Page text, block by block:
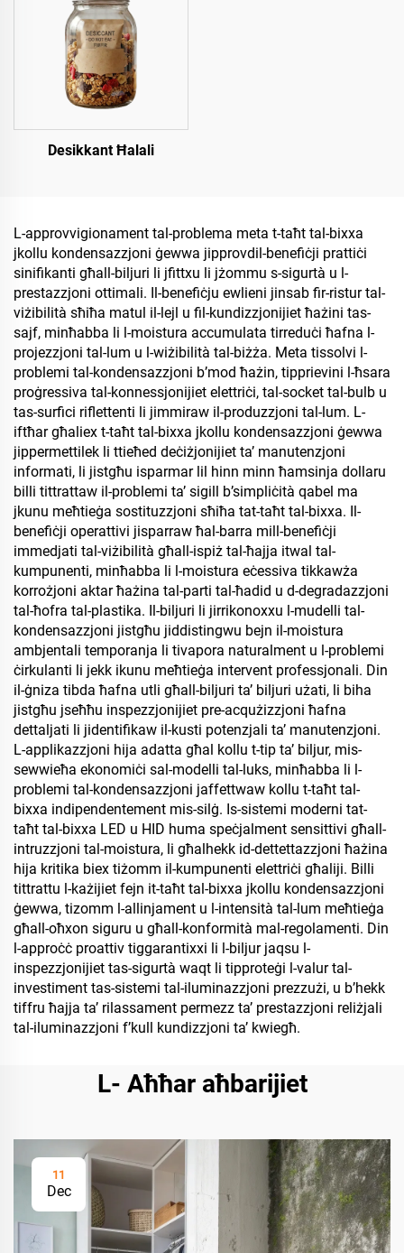
Desikkant Ħalali
L-approvvigionament tal-problema meta t-taħt tal-bixxa
jkollu kondensazzjoni ġewwa jipprovdil-benefiċji prattiċi
sinifikanti għall-biljuri li jfittxu li jżommu s-sigurtà u l-
prestazzjoni ottimali. Il-benefiċju ewlieni jinsab fir-ristur tal-
viżibilità sħiħa matul il-lejl u fil-kundizzjonijiet ħażini tas-
sajf, minħabba li l-moistura accumulata tirreduċi ħafna l-
projezzjoni tal-lum u l-wiżibilità tal-biżża. Meta tissolvi l-
problemi tal-kondensazzjoni b’mod ħażin, tipprievini l-ħsara
proġressiva tal-konnessjonijiet elettriċi, tal-socket tal-bulb u
tas-surfici riflettenti li jimmiraw il-produzzjoni tal-lum. L-
iftħar għaliex t-taħt tal-bixxa jkollu kondensazzjoni ġewwa
jippermettilek li ttieħed deċiżjonijiet ta’ manutenzjoni
informati, li jistgħu isparmar lil hinn minn ħamsinja dollaru
billi tittrattaw il-problemi ta’ sigill b’simpliċità qabel ma
jkunu meħtieġa sostituzzjoni sħiħa tat-taħt tal-bixxa. Il-
benefiċji operattivi jisparraw ħal-barra mill-benefiċji
immedjati tal-viżibilità għall-ispiż tal-ħajja itwal tal-
kumpunenti, minħabba li l-moistura eċessiva tikkawża
korrożjoni aktar ħażina tal-parti tal-ħadid u d-degradazzjoni
tal-ħofra tal-plastika. Il-biljuri li jirrikonoxxu l-mudelli tal-
kondensazzjoni jistgħu jiddistingwu bejn il-moistura
ambjentali temporanja li tivapora naturalment u l-problemi
ċirkulanti li jekk ikunu meħtieġa intervent professjonali. Din
il-ġniza tibda ħafna utli għall-biljuri ta’ biljuri użati, li biha
jistgħu jseħħu inspezzjonijiet pre-acqużizzjoni ħafna
dettaljati li jidentifikaw il-kusti potenzjali ta’ manutenzjoni.
L-applikazzjoni hija adatta għal kollu t-tip ta’ biljur, mis-
sewwieħa ekonomiċi sal-modelli tal-luks, minħabba li l-
problemi tal-kondensazzjoni jaffettwaw kollu t-taħt tal-
bixxa indipendentement mis-silġ. Is-sistemi moderni tat-
taħt tal-bixxa LED u HID huma speċjalment sensittivi għall-
intruzzjoni tal-moistura, li għalhekk id-dettettazzjoni ħażina
hija kritika biex tiżomm il-kumpunenti elettriċi għaliji. Billi
tittrattu l-każijiet fejn it-taħt tal-bixxa jkollu kondensazzjoni
ġewwa, tizomm l-allinjament u l-intensità tal-lum meħtieġa
għall-oħxon siguru u għall-konformità mal-regolamenti. Din
l-approċċ proattiv tiggarantixxi li l-biljur jaqsu l-
inspezzjonijiet tas-sigurtà waqt li tipproteġi l-valur tal-
investiment tas-sistemi tal-iluminazzjoni prezzużi, u b’hekk
tiffru ħajja ta’ rilassament permezz ta’ prestazzjoni reliżjali
tal-iluminazzjoni f’kull kundizzjoni ta’ kwiegħ.
L- Aħħar aħbarijiet
11
Dec